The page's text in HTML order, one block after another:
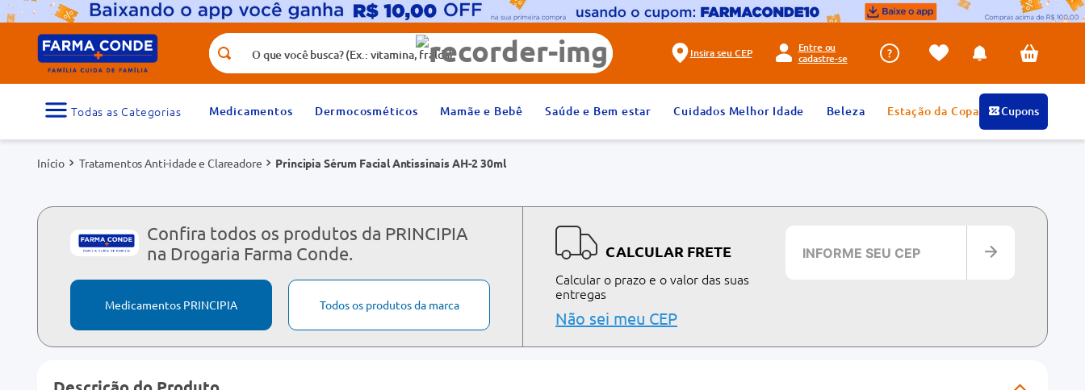
O que você busca? (Ex.: vitamina, fralda)
Insira seu CEP
Entre ou
cadastre-se
Medicamentos Dermocosméticos Mamãe e Bebê Saúde e Bem estar Cuidados Melhor Idade Beleza Estação da Copa Cupons
Tratamentos Anti-idade e Clareadore Principia Sérum Facial Antissinais AH-2 30ml
Confira todos os produtos da PRINCIPIA
na Drogaria Farma Conde.
Medicamentos PRINCIPIA Todos os produtos da marca
CALCULAR FRETE
Calcular o prazo e o valor das suas
entregas
Não sei meu CEP
Termos mais buscados
1
medicamento 2º
fralda
5º dipirona 6º
absorvente